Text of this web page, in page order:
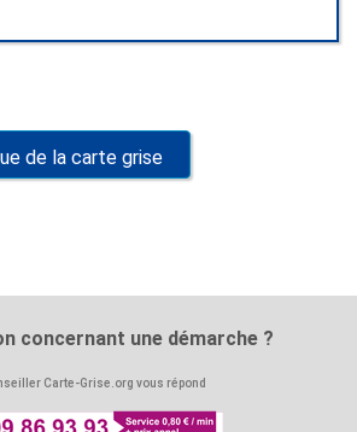
de la carte grise
concernant une démarche ?
Carte-Grise.org vous répond